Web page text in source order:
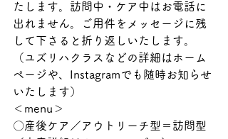
たします。訪問中・ケア中はお電話に
出れません。ご用件をメッセージに残
して下さると折り返しいたします。
（ユズリハクラスなどの詳細はホーム
ページや、Instagramでも随時お知らせ
いたします）
＜menu＞
〇産後ケア／アウトリーチ型＝訪問型